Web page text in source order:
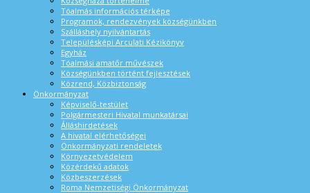
Tóalmás információs térképe
Programok, rendezvények községünkben
Szálláshely nyilvántartás
Településképi Arculati Kézikönyv
Egyház
Tóalmási amatőr művészek
Községünkben történt fejlesztések
Közrend, Közbiztonság
Önkormányzat
Képviselő-testület
Polgármesteri Hivatal munkatársai
Álláshirdetések
A hivatal elérhetőségei
Önkormányzati rendeletek
Környezetvédelem
Közérdekű adatok
Közbeszerzések
Roma Nemzetiségi Önkormányzat